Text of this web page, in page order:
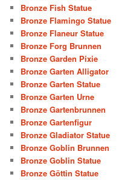
Bronze Fish Statue
Bronze Flamingo Statue
Bronze Flaneur Statue
Bronze Forg Brunnen
Bronze Garden Pixie
Bronze Garten Alligator
Bronze Garten Statue
Bronze Garten Urne
Bronze Gartenbrunnen
Bronze Gartenfigur
Bronze Gladiator Statue
Bronze Goblin Brunnen
Bronze Goblin Statue
Bronze Göttin Statue